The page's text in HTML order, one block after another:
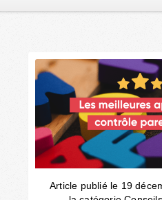
Article publié le 19